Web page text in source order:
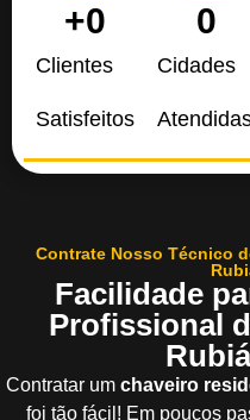
Clientes
Satisfeitos
+0
Cidades
0
Contrate Nosso Técnico
Facilidade
Profissional
Contratar um chaveiro
foi tão fácil! Em poucos